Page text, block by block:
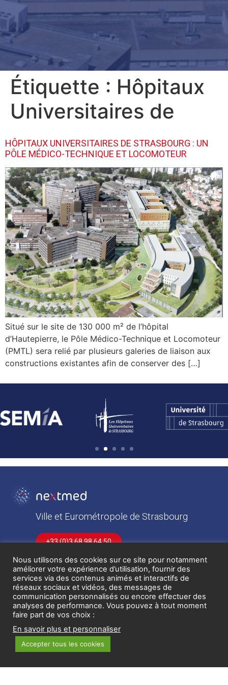
Étiquette : Hôpitaux
Universitaires de
HÔPITAUX UNIVERSITAIRES DE STRASBOURG : UN
PÔLE MÉDICO-TECHNIQUE ET LOCOMOTEUR
Situé sur le site de 130 000 m² de l’hôpital
d’Hautepierre, le Pôle Médico-Technique et Locomoteur
(PMTL) sera relié par plusieurs galeries de liaison aux
constructions existantes afin de conserver des […]
Ville et Eurométropole de Strasbourg
+33 (0)3 68 98 64 50
Contactez-nous
À propos
DÉCOUVREZ NEXTMED
OFFRE DE SERVICES
INNOVATEURS
ACTUALITÉS
Nous utilisons des cookies sur ce site pour notamment
améliorer votre expérience d’utilisation, fournir des
services via des contenus animés et interactifs de
réseaux sociaux et vidéos, des messages de
communication personnalisés ou encore effectuer des
analyses de performance. Vous pouvez à tout moment
faire part de vos choix :
En savoir plus et personnaliser
Accepter tous les cookies